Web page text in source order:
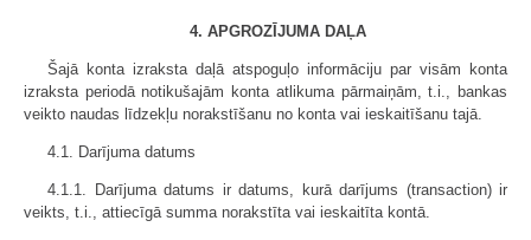
4. APGROZĪJUMA DAĻA
Šajā konta izraksta daļā atspoguļo informāciju par visām konta
izraksta periodā notikušajām konta atlikuma pārmaiņām, t.i., bankas
veikto naudas līdzekļu norakstīšanu no konta vai ieskaitīšanu tajā.
4.1. Darījuma datums
4.1.1. Darījuma datums ir datums, kurā darījums (transaction) ir
veikts, t.i., attiecīgā summa norakstīta vai ieskaitīta kontā.